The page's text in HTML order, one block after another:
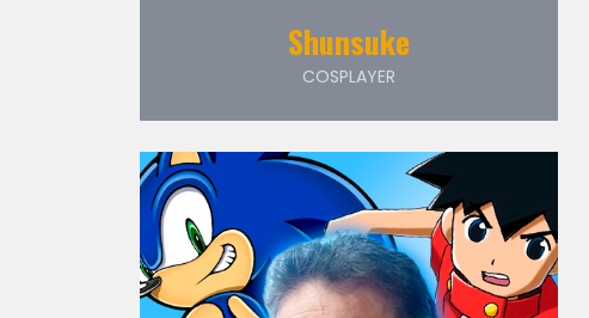
Shunsuke
COSPLAYER